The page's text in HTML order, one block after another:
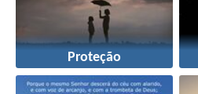
Proteção